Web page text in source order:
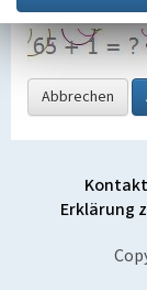
Grafik ein
Abbrechen
Kontakt
Erklärung